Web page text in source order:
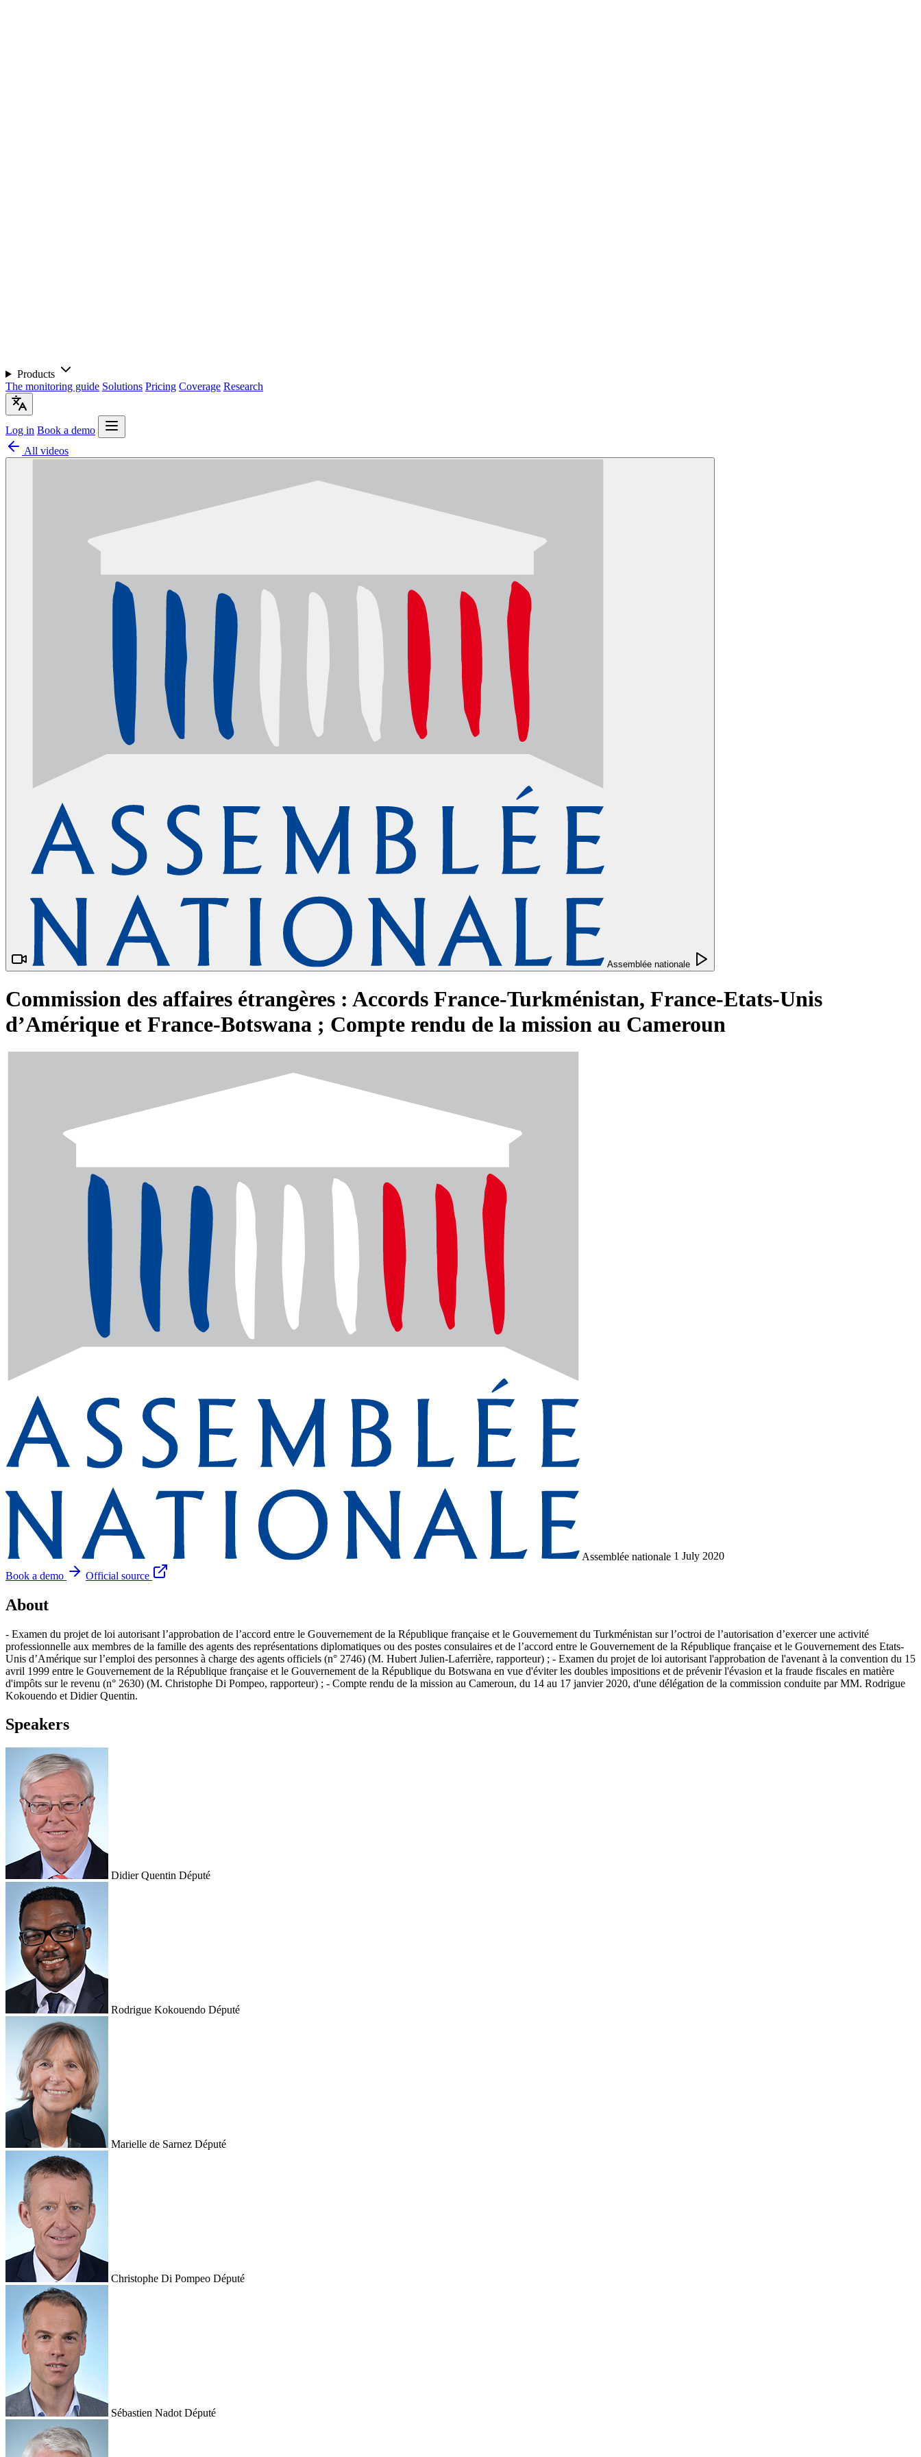
Products
The monitoring guide Solutions Pricing Coverage Research
Log in Book a demo
All videos
Assemblée nationale
Commission des affaires étrangères : Accords France-Turkménistan, France-Etats-Unis
d’Amérique et France-Botswana ; Compte rendu de la mission au Cameroun
Assemblée nationale 1 July 2020
Book a demo
Official source
About
- Examen du projet de loi autorisant l’approbation de l’accord entre le Gouvernement de la République française et le Gouvernement du Turkménistan sur l’octroi de l’autorisation d’exercer une activité
professionnelle aux membres de la famille des agents des représentations diplomatiques ou des postes consulaires et de l’accord entre le Gouvernement de la République française et le Gouvernement des Etats-
Unis d’Amérique sur l’emploi des personnes à charge des agents officiels (n° 2746) (M. Hubert Julien-Laferrière, rapporteur) ; - Examen du projet de loi autorisant l'approbation de l'avenant à la convention du 15
avril 1999 entre le Gouvernement de la République française et le Gouvernement de la République du Botswana en vue d'éviter les doubles impositions et de prévenir l'évasion et la fraude fiscales en matière
d'impôts sur le revenu (n° 2630) (M. Christophe Di Pompeo, rapporteur) ; - Compte rendu de la mission au Cameroun, du 14 au 17 janvier 2020, d'une délégation de la commission conduite par MM. Rodrigue
Kokouendo et Didier Quentin.
Speakers
Didier Quentin Député
Rodrigue Kokouendo Député
Marielle de Sarnez Député
Christophe Di Pompeo Député
Sébastien Nadot Député